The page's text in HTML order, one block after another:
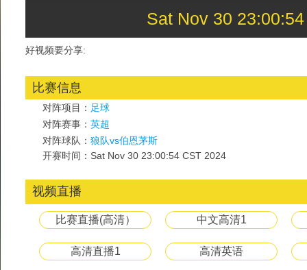
Sat Nov 30
好视频要分享:
比赛信息
对阵项目： 足球
对阵赛事： 英超
对阵球队： 狼队vs伯恩茅斯
开赛时间：Sat Nov 30 23:00:54 CST 2024
视频直播
比赛直播(高清） 中文高清1
高清直播1 高清英语